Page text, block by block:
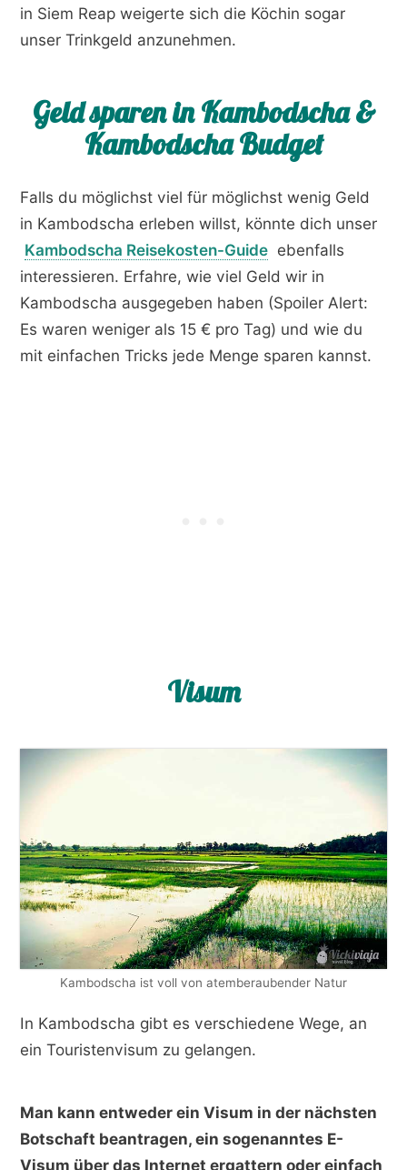
in Siem Reap weigerte sich die Köchin sogar
unser Trinkgeld anzunehmen.
Geld sparen in Kambodscha &
Kambodscha Budget
Falls du möglichst viel für möglichst wenig Geld
in Kambodscha erleben willst, könnte dich unser
Kambodscha Reisekosten-Guide ebenfalls
interessieren. Erfahre, wie viel Geld wir in
Kambodscha ausgegeben haben (Spoiler Alert:
Es waren weniger als 15 € pro Tag) und wie du
mit einfachen Tricks jede Menge sparen kannst.
Visum
Kambodscha ist voll von atemberaubender Natur
In Kambodscha gibt es verschiedene Wege, an
ein Touristenvisum zu gelangen.
Man kann entweder ein Visum in der nächsten
Botschaft beantragen, ein sogenanntes E-
Visum über das Internet ergattern oder einfach